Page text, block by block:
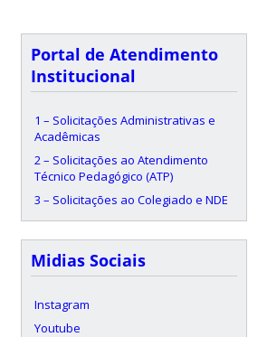
Portal de Atendimento
Institucional
1 – Solicitações Administrativas e
Acadêmicas
2 – Solicitações ao Atendimento
Técnico Pedagógico (ATP)
3 – Solicitações ao Colegiado e NDE
Midias Sociais
Instagram
Youtube